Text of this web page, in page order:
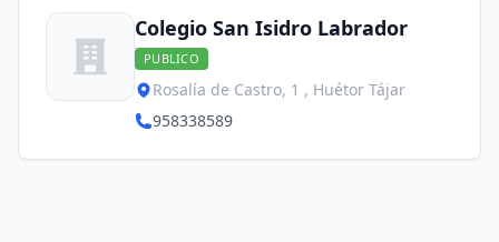
Colegio San Isidro Labrador
PUBLICO
Rosalía de Castro, 1 , Huétor Tájar
958338589